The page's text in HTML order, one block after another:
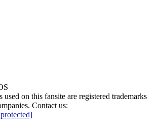
used on this fansite are registered trademarks
Contact us: